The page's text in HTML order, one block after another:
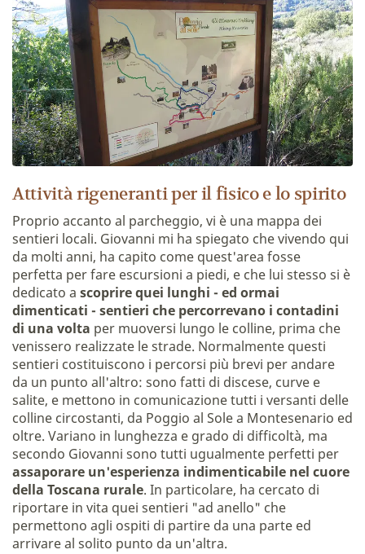
Attività rigeneranti per il fisico e lo spirito
Proprio accanto al parcheggio, vi è una mappa dei
sentieri locali. Giovanni mi ha spiegato che vivendo qui
da molti anni, ha capito come quest'area fosse
perfetta per fare escursioni a piedi, e che lui stesso si è
dedicato a scoprire quei lunghi - ed ormai
dimenticati - sentieri che percorrevano i contadini
di una volta per muoversi lungo le colline, prima che
venissero realizzate le strade. Normalmente questi
sentieri costituiscono i percorsi più brevi per andare
da un punto all'altro: sono fatti di discese, curve e
salite, e mettono in comunicazione tutti i versanti delle
colline circostanti, da Poggio al Sole a Montesenario ed
oltre. Variano in lunghezza e grado di difficoltà, ma
secondo Giovanni sono tutti ugualmente perfetti per
assaporare un'esperienza indimenticabile nel cuore
della Toscana rurale. In particolare, ha cercato di
riportare in vita quei sentieri "ad anello" che
permettono agli ospiti di partire da una parte ed
arrivare al solito punto da un'altra.